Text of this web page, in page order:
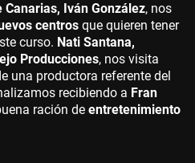
Canarias, Iván González, nos
centros que quieren tener
curso. Nati Santana,
Producciones, nos visita
una productora referente del
recibiendo a Fran
ración de entretenimiento